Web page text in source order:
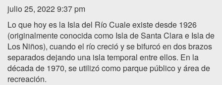
julio 25, 2022 9:37 pm
Lo que hoy es la Isla del Río Cuale existe desde 1926
(originalmente conocida como Isla de Santa Clara e Isla de
Los Niños), cuando el río creció y se bifurcó en dos brazos
separados dejando una isla temporal entre ellos. En la
década de 1970, se utilizó como parque público y área de
recreación.